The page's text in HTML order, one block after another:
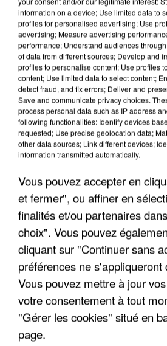
UN SECOND CADRE DE LA
INTERPELLÉ EN ALGÉRIE
information on a device; Use limited data to
profiles for personalised advertising; Use
advertising; Measure advertising
performance; Understand audiences
of data from different sources; Develop and
profiles to personalise content; Use profiles
content; Use limited data to select content;
detect fraud, and fix errors; Deliver and
Save and communicate privacy choices.
process personal data such as IP address
following functionalities: Identify devices
requested; Use precise geolocation data;
other data sources; Link different devices;
information transmitted automatically.
Vous pouvez accepter en
et fermer", ou affiner en
finalités et/ou partenaires
choix". Vous pouvez
cliquant sur "Continuer sans
préférences ne s'appliqueront
Vous pouvez mettre à jour
votre consentement à tout
"Gérer les cookies" situé en
page.